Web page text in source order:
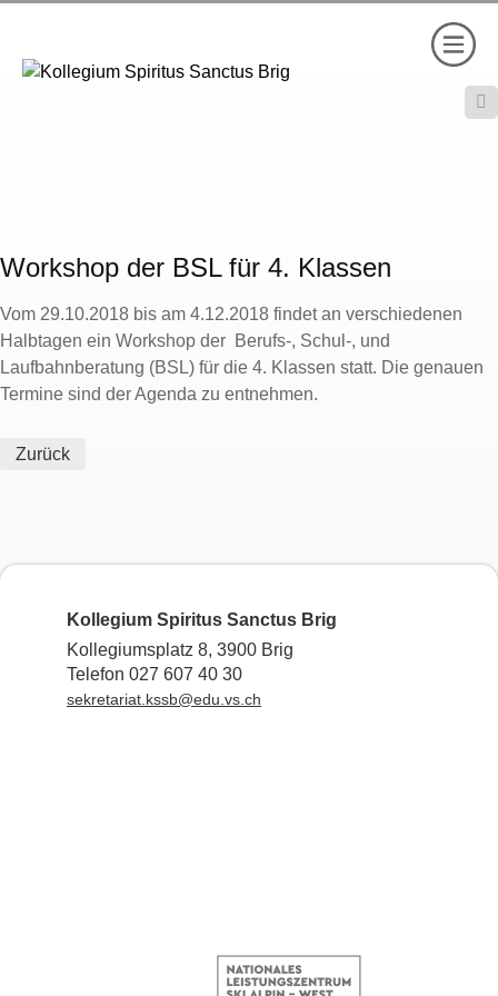

Workshop der BSL für 4. Klassen
Vom 29.10.2018 bis am 4.12.2018 findet an verschiedenen
Halbtagen ein Workshop der Berufs-, Schul-, und
Laufbahnberatung (BSL) für die 4. Klassen statt. Die genauen
Termine sind der Agenda zu entnehmen.
Zurück
Kollegium Spiritus Sanctus Brig
Kollegiumsplatz 8, 3900 Brig
Telefon 027 607 40 30
sekretariat.kssb@edu.vs.ch